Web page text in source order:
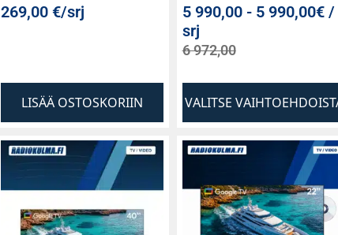
269,00 €/srj
LISÄÄ OSTOSKORIIN
5 990,00- 5 990,00€ /
srj
6 972,00
VALITSE